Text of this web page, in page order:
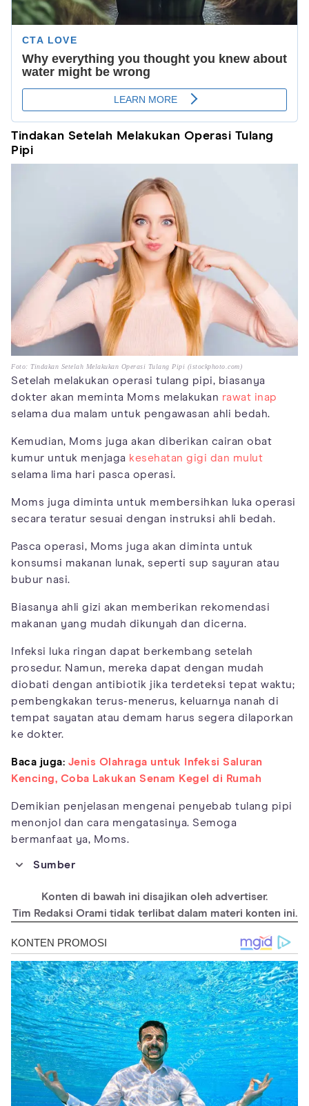
Tindakan Setelah Melakukan Operasi Tulang
Pipi
Foto: Tindakan Setelah Melakukan Operasi Tulang Pipi (istockphoto.com)
Setelah melakukan operasi tulang pipi, biasanya
dokter akan meminta Moms melakukan rawat inap
selama dua malam untuk pengawasan ahli bedah.
Kemudian, Moms juga akan diberikan cairan obat
kumur untuk menjaga kesehatan gigi dan mulut
selama lima hari pasca operasi.
Moms juga diminta untuk membersihkan luka operasi
secara teratur sesuai dengan instruksi ahli bedah.
Pasca operasi, Moms juga akan diminta untuk
konsumsi makanan lunak, seperti sup sayuran atau
bubur nasi.
Biasanya ahli gizi akan memberikan rekomendasi
makanan yang mudah dikunyah dan dicerna.
Infeksi luka ringan dapat berkembang setelah
prosedur. Namun, mereka dapat dengan mudah
diobati dengan antibiotik jika terdeteksi tepat waktu;
pembengkakan terus-menerus, keluarnya nanah di
tempat sayatan atau demam harus segera dilaporkan
ke dokter.
Baca juga: Jenis Olahraga untuk Infeksi Saluran
Kencing, Coba Lakukan Senam Kegel di Rumah
Demikian penjelasan mengenai penyebab tulang pipi
menonjol dan cara mengatasinya. Semoga
bermanfaat ya, Moms.
Sumber
https://makeup.lovetoknow.com/Slideshow:What_Do_High_Che
ekbones_Look_Like
cheekbones#The-takeaway
Konten di bawah ini disajikan oleh advertiser.
Tim Redaksi Orami tidak terlibat dalam materi konten ini.